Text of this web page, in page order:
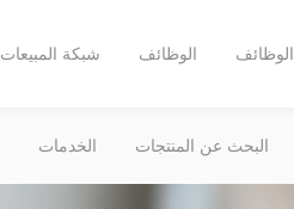
شبكة المبيعات الوظائف الوظائف
البحث عن المنتجات الخدمات